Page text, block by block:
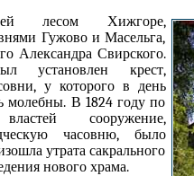
лесом Хижгоре,
Гужово и Масельга,
Александра Свирского.
установлен крест,
у которого в день
молебны. В 1824 году по
сооружение,
часовню, было
утрата сакрального
нового храма.